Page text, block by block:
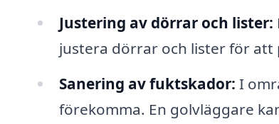
Justering av dörrar och lister:
justera dörrar och lister för att
Sanering av fuktskador: I
förekomma. En golvläggare